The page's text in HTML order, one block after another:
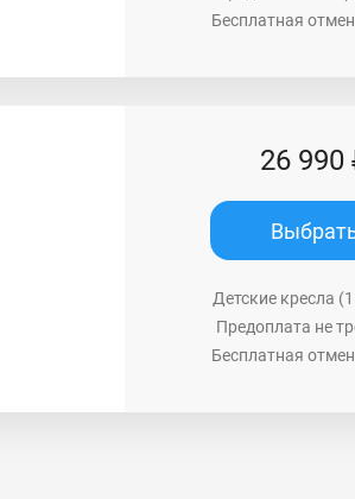
Бесплатная
26 990
Детские кресла
Предоплата не
Бесплатная